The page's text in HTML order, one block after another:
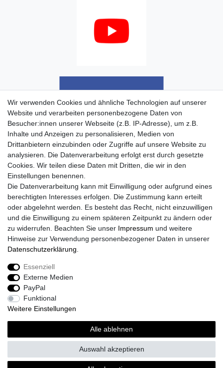
Wir verwenden Cookies und ähnliche Technologien auf unserer
Website und verarbeiten personenbezogene Daten von
Besucher:innen unserer Webseite (z.B. IP-Adresse), um z.B.
Inhalte und Anzeigen zu personalisieren, Medien von
Drittanbietern einzubinden oder Zugriffe auf unsere Website zu
analysieren. Die Datenverarbeitung erfolgt erst durch gesetzte
Cookies. Wir teilen diese Daten mit Dritten, die wir in den
Einstellungen benennen.
Die Datenverarbeitung kann mit Einwilligung oder aufgrund eines
berechtigten Interesses erfolgen. Die Zustimmung kann erteilt
oder abgelehnt werden. Es besteht das Recht, nicht einzuwilligen
und die Einwilligung zu einem späteren Zeitpunkt zu ändern oder
zu widerrufen. Beachten Sie unser Impressum und weitere
Hinweise zur Verwendung personenbezogener Daten in unserer
Daten­schutz­erklärung
Essenziell
Externe Medien
PayPal
Funktional
Weitere Einstellungen
Alle ablehnen
Auswahl akzeptieren